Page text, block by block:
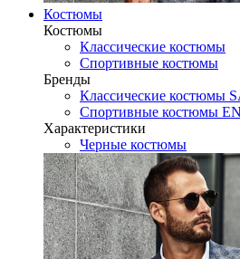
Костюмы
Костюмы
Классические костюмы
Спортивные костюмы
Бренды
Классические костюмы
Спортивные костюмы
Характеристики
Черные костюмы